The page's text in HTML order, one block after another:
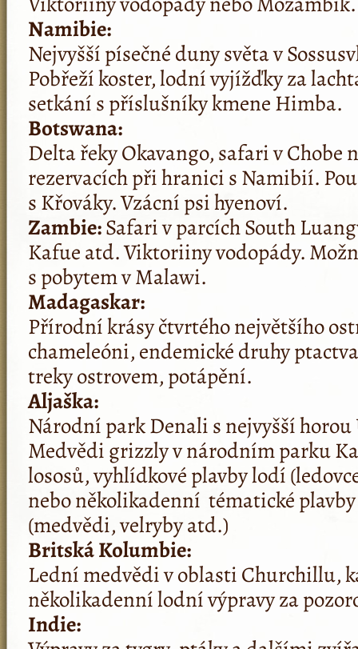
Namibie:
Nejvyšší písečné duny světa v
Pobřeží koster, lodní vyjížďky za
setkání s příslušníky kmene Himba.
Botswana:
Delta řeky Okavango, safari v Chobe
rezervacích při hranici s Namibií.
s Křováky. Vzácní psi hyenoví.
Zambie:Safari v parcích South
Kafue atd. Viktoriiny vodopády.
s pobytem v Malawi.
Madagaskar:
Přírodní krásy čtvrtého největšího
chameleóni, endemické druhy
treky ostrovem, potápění.
Aljaška:
Národní park Denali s nejvyšší
Medvědi grizzly v národním parku
lososů, vyhlídkové plavby lodí
nebo několikadenní té­matické
(medvědi, velryby atd.)
Britská Kolumbie:
Lední medvědi v oblasti Churchillu,
několikadenní lodní výpravy za
Indie: